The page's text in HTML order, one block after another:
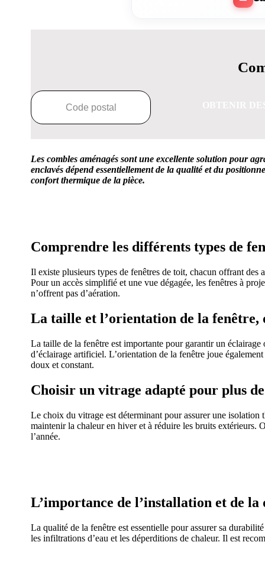
Les combles aménagés sont une excellente solution pour
enclavés dépend essentiellement de la qualité et du
confort thermique de la pièce.
Comprendre les différents types de
Il existe plusieurs types de fenêtres de toit, chacun offrant des
Pour un accès simplifié et une vue dégagée, les fenêtres à
n’offrent pas d’aération.
La taille et l’orientation de la fenêtre,
La taille de la fenêtre est importante pour garantir un
d’éclairage artificiel. L’orientation de la fenêtre joue
doux et constant.
Choisir un vitrage adapté pour plus
Le choix du vitrage est déterminant pour assurer une
maintenir la chaleur en hiver et à réduire les bruits extérieurs.
l’année.
L’importance de l’installation et de
La qualité de la fenêtre est essentielle pour assurer sa
les infiltrations d’eau et les déperditions de chaleur. Il est